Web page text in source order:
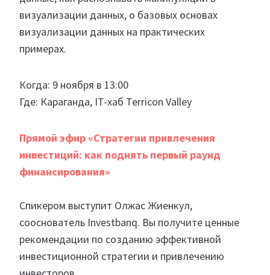
визуализации данных, о базовых основах
визуализации данных на практических
примерах.
Когда: 9 ноября в 13:00
Где: Караганда, IT-хаб Terricon Valley
Прямой эфир «Стратегии привлечения
инвестиций: как поднять первый раунд
финансирования»
Спикером выступит Олжас Жиенкул,
сооснователь Investbanq. Вы получите ценные
рекомендации по созданию эффективной
инвестиционной стратегии и привлечению